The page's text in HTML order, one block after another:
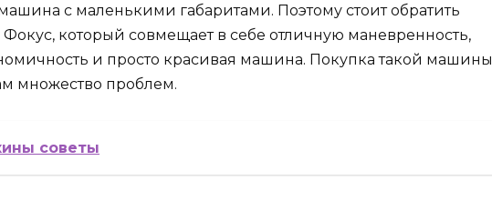
с маленькими габаритами. Поэтому стоит обратить
который совмещает в себе отличную маневренность,
и просто красивая машина. Покупка такой машины
множество проблем.
советы